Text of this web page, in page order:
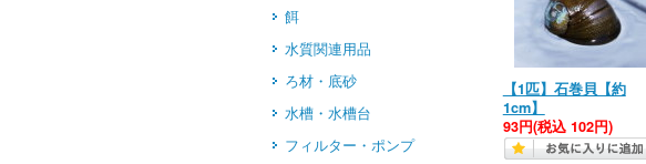
餌
水質関連用品
ろ材・底砂
水槽・水槽台
フィルター・ポンプ
【1匹】石巻貝【約
1cm】
93円(税込 102円)